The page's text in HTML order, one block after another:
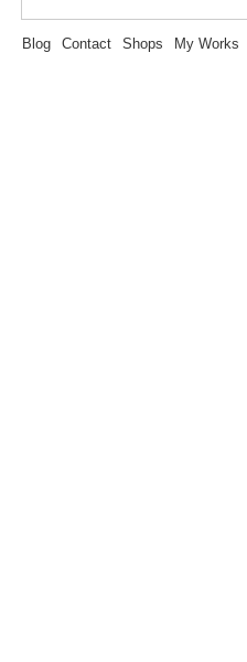
Blog Contact Shops My Works